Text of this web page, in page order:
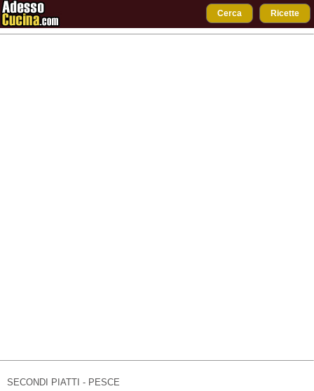
Cerca Ricette
SECONDI PIATTI - PESCE